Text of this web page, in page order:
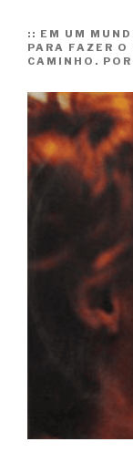
:: EM UM
PARA FAZER
CAMINHO.